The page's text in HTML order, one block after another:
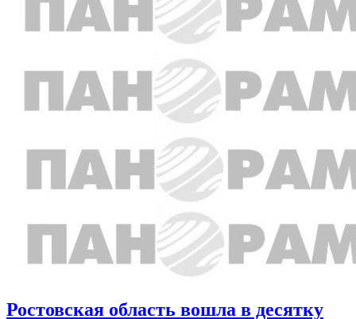
Ростовская область вошла в десятку